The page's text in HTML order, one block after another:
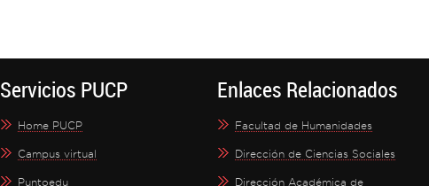
Servicios PUCP
Home PUCP
Campus virtual
Puntoedu
Enlaces Relacionados
Facultad de Humanidades
Dirección de Ciencias Sociales
Dirección Académica de